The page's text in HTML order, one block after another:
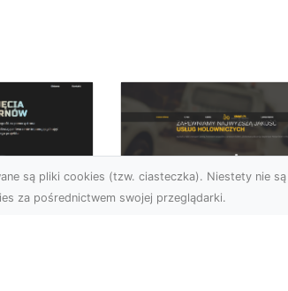
są pliki cookies (tzw. ciasteczka). Niestety nie są
za pośrednictwem swojej przeglądarki.